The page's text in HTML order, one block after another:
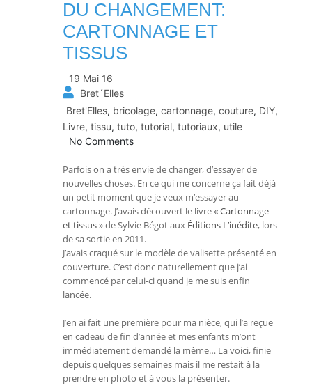
DU CHANGEMENT:
CARTONNAGE ET
TISSUS
19 Mai 16
Bret´Elles
Bret'Elles, bricolage, cartonnage, couture, DIY,
Livre, tissu, tuto, tutorial, tutoriaux, utile
No Comments
Parfois on a très envie de changer, d’essayer de
nouvelles choses. En ce qui me concerne ça fait déjà
un petit moment que je veux m’essayer au
cartonnage. J’avais découvert le livre« Cartonnage
et tissus »de Sylvie Bégot aux Éditions L’inédite, lors
de sa sortie en 2011.
J’avais craqué sur le modèle de valisette présenté en
couverture. C’est donc naturellement que j’ai
commencé par celui-ci quand je me suis enfin
lancée.
J’en ai fait une première pour ma nièce, qui l’a reçue
en cadeau de fin d’année et mes enfants m’ont
immédiatement demandé la même… La voici, finie
depuis quelques semaines mais il me restait à la
prendre en photo et à vous la présenter.